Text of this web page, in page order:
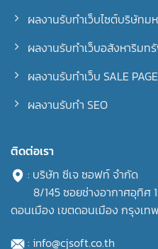
ผลงานรับทำเว็บไซต์บริษัทม
ผลงานรับทำเว็บอสังหาริมท
ผลงานรับทำเว็บ SALE PAGE
ผลงานรับทำ SEO
ติดต่อเรา
: บริษัท ซีเจ ซอฟท์ จำกัด
8/145 ซอยช่างอากาศอุทิศ
ดอนเมือง เขตดอนเมือง กรุงเท
: info@cjsoft.co.th